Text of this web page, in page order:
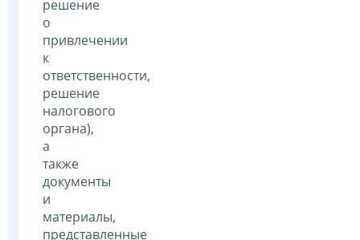
решение
о
привлечении
к
ответственности,
решение
налогового
органа),
а
также
документы
и
материалы,
представленные